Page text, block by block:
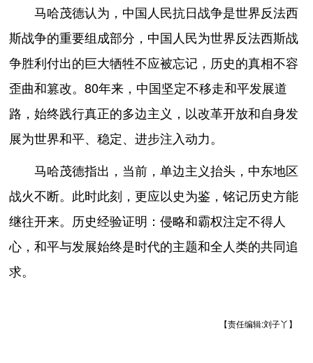
马哈茂德认为，中国人民抗日战争是世界反法西
斯战争的重要组成部分，中国人民为世界反法西斯战
争胜利付出的巨大牺牲不应被忘记，历史的真相不容
歪曲和篡改。80年来，中国坚定不移走和平发展道
路，始终践行真正的多边主义，以改革开放和自身发
展为世界和平、稳定、进步注入动力。
马哈茂德指出，当前，单边主义抬头，中东地区
战火不断。此时此刻，更应以史为鉴，铭记历史方能
继往开来。历史经验证明：侵略和霸权注定不得人
心，和平与发展始终是时代的主题和全人类的共同追
求。
【责任编辑:刘子丫】